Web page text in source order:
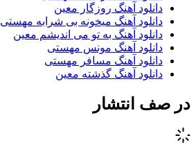
دانلود آهنگ روزگار معین
دانلود آهنگ میخونه بی شرابه مهستی
دانلود آهنگ به تو می اندیشم معین
دانلود آهنگ مونس مهستی
دانلود آهنگ مسافر مهستی
دانلود آهنگ گذشته معین
در صف انتشار